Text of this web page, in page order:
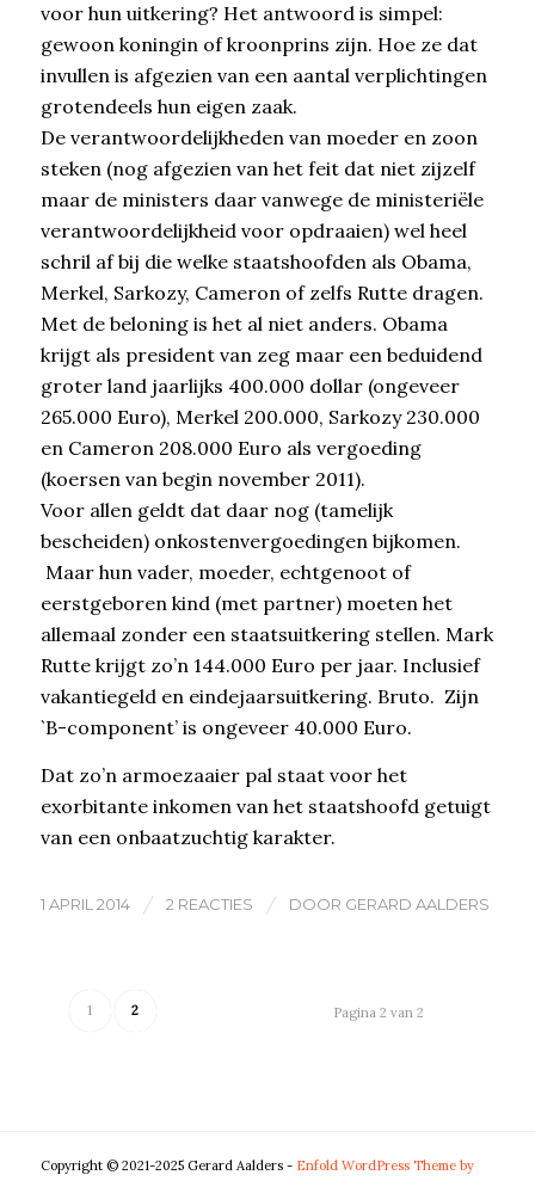
voor hun uitkering? Het antwoord is simpel:
gewoon koningin of kroonprins zijn. Hoe ze dat
invullen is afgezien van een aantal verplichtingen
grotendeels hun eigen zaak.
De verantwoordelijkheden van moeder en zoon
steken (nog afgezien van het feit dat niet zijzelf
maar de ministers daar vanwege de ministeriële
verantwoordelijkheid voor opdraaien) wel heel
schril af bij die welke staatshoofden als Obama,
Merkel, Sarkozy, Cameron of zelfs Rutte dragen.
Met de beloning is het al niet anders. Obama
krijgt als president van zeg maar een beduidend
groter land jaarlijks 400.000 dollar (ongeveer
265.000 Euro), Merkel 200.000, Sarkozy 230.000
en Cameron 208.000 Euro als vergoeding
(koersen van begin november 2011).
Voor allen geldt dat daar nog (tamelijk
bescheiden) onkostenvergoedingen bijkomen.
Maar hun vader, moeder, echtgenoot of
eerstgeboren kind (met partner) moeten het
allemaal zonder een staatsuitkering stellen. Mark
Rutte krijgt zo’n 144.000 Euro per jaar. Inclusief
vakantiegeld en eindejaarsuitkering. Bruto. Zijn
`B-component’ is ongeveer 40.000 Euro.
Dat zo’n armoezaaier pal staat voor het
exorbitante inkomen van het staatshoofd getuigt
van een onbaatzuchtig karakter.
1 APRIL 2014 / 2 REACTIES / DOOR GERARD AALDERS
Pagina 2 van 2
1 2
Copyright © 2021-2025 Gerard Aalders - Enfold WordPress Theme by